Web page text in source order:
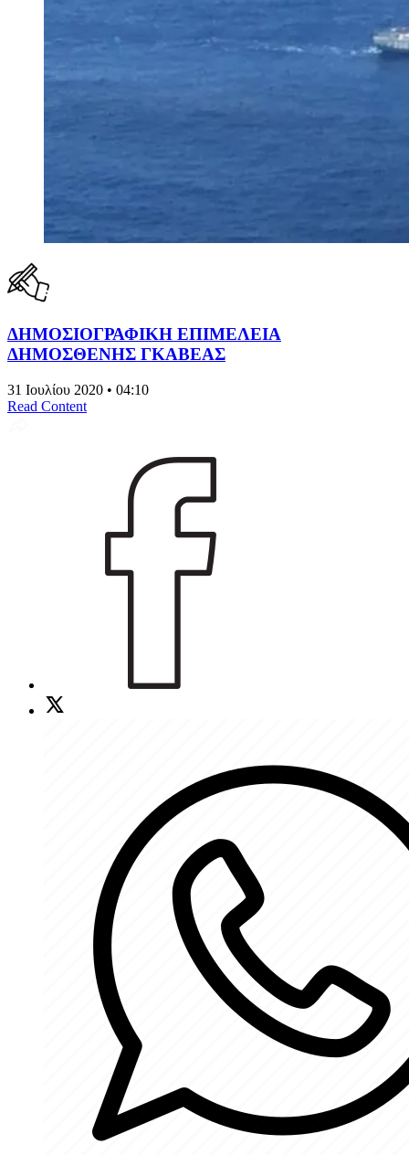
ΔΗΜΟΣΙΟΓΡΑΦΙΚΗ ΕΠΙΜΕΛΕΙΑ
ΔΗΜΟΣΘΕΝΗΣ ΓΚΑΒΕΑΣ
31 Ιουλίου 2020 • 04:10
Read Content